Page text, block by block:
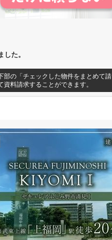
た。
部の「チェックした物件をまとめて請
料請求することができます。